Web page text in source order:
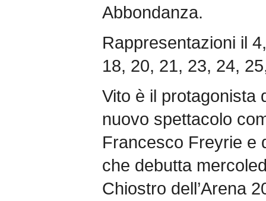
Abbondanza.
Rappresentazioni il
18, 20, 21, 23, 24,
Vito è il protagonista
nuovo spettacolo
Francesco Freyrie e
che debutta
Chiostro dell’Arena